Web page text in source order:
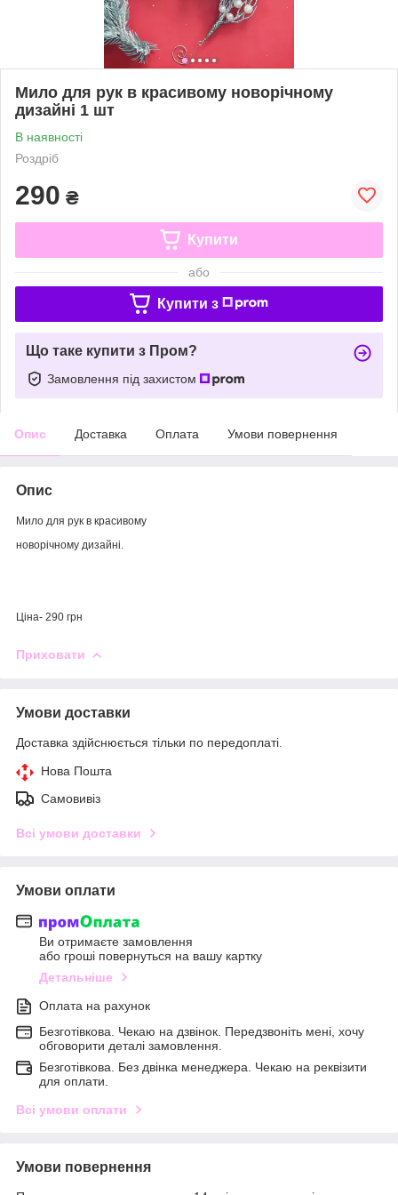
Мило для рук в красивому новорічному
дизайні 1 шт
В наявності
Роздріб
290 ₴
Купити
або
Купити з
Що таке купити з Пром?
Замовлення під захистом
Опис Доставка Оплата Умови повернення
Опис
Мило для рук в красивому
новорічному дизайні.
Ціна- 290 грн
Приховати
Умови доставки
Доставка здійснюється тільки по передоплаті.
Нова Пошта
Самовивіз
Всі умови доставки
Умови оплати
Ви отримаєте замовлення
або гроші повернуться на вашу картку
Детальніше
Оплата на рахунок
Безготівкова. Чекаю на дзвінок. Передзвоніть мені, хочу
обговорити деталі замовлення.
Безготівкова. Без двінка менеджера. Чекаю на реквізити
для оплати.
Всі умови оплати
Умови повернення